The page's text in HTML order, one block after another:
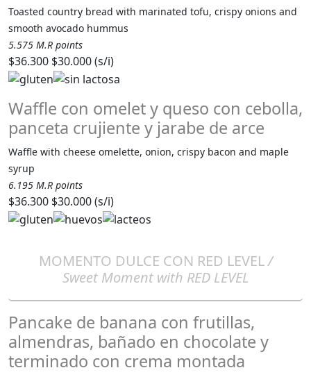
Toasted country bread with marinated tofu, crispy onions and
smooth avocado hummus
5.575 M.R points
$36.300 $30.000 (s/i)
Waffle con omelet y queso con cebolla,
panceta crujiente y jarabe de arce
Waffle with cheese omelette, onion, crispy bacon and maple
syrup
6.195 M.R points
$36.300 $30.000 (s/i)
MOMENTO DULCE CON RED LEVEL/
Sweet Moment with RED LEVEL
Pancake de banana con frutillas,
almendras, bañado en chocolate y
terminado con crema montada